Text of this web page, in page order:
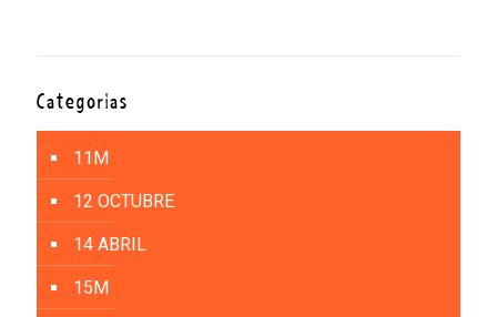
Categorías
11M
12 OCTUBRE
14 ABRIL
15M